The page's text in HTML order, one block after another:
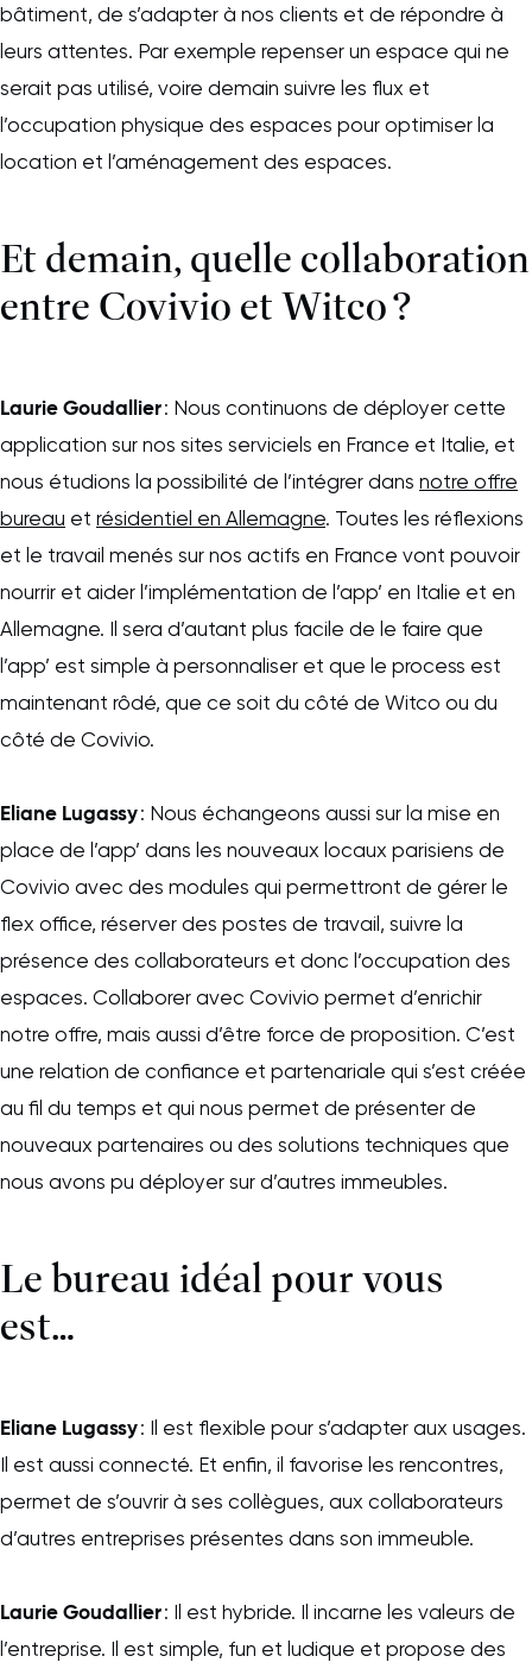
bâtiment, de s’adapter à nos clients et de répondre à
leurs attentes. Par exemple repenser un espace qui ne
serait pas utilisé, voire demain suivre les flux et
l’occupation physique des espaces pour optimiser la
location et l’aménagement des espaces.
Et demain, quelle collaboration
entre Covivio et Witco ?
Laurie Goudallier: Nous continuons de déployer cette
application sur nos sites serviciels en France et Italie, et
nous étudions la possibilité de l’intégrer dans notre offre
bureau et résidentiel en Allemagne. Toutes les réflexions
et le travail menés sur nos actifs en France vont pouvoir
nourrir et aider l’implémentation de l’app’ en Italie et en
Allemagne. Il sera d’autant plus facile de le faire que
l’app’ est simple à personnaliser et que le process est
maintenant rôdé, que ce soit du côté de Witco ou du
côté de Covivio.
Eliane Lugassy: Nous échangeons aussi sur la mise en
place de l’app’ dans les nouveaux locaux parisiens de
Covivio avec des modules qui permettront de gérer le
flex office, réserver des postes de travail, suivre la
présence des collaborateurs et donc l’occupation des
espaces. Collaborer avec Covivio permet d’enrichir
notre offre, mais aussi d’être force de proposition. C’est
une relation de confiance et partenariale qui s’est créée
au fil du temps et qui nous permet de présenter de
nouveaux partenaires ou des solutions techniques que
nous avons pu déployer sur d’autres immeubles.
Le bureau idéal pour vous
est…
Eliane Lugassy: Il est flexible pour s’adapter aux usages.
Il est aussi connecté. Et enfin, il favorise les rencontres,
permet de s’ouvrir à ses collègues, aux collaborateurs
d’autres entreprises présentes dans son immeuble.
Laurie Goudallier: Il est hybride. Il incarne les valeurs de
l’entreprise. Il est simple, fun et ludique et propose des